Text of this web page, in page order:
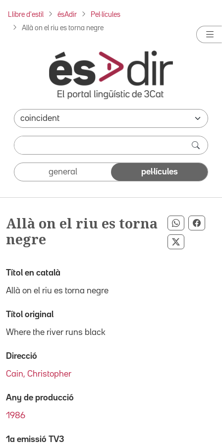
Llibre d'estil ésAdir Pel·lícules
Allà on el riu es torna negre
general pel·lícules
Allà on el riu es torna
negre
Compartir
Compartir
Títol en català
Allà on el riu es torna negre
Títol original
Where the river runs black
Direcció
Cain, Christopher
Any de producció
1986
1a emissió TV3